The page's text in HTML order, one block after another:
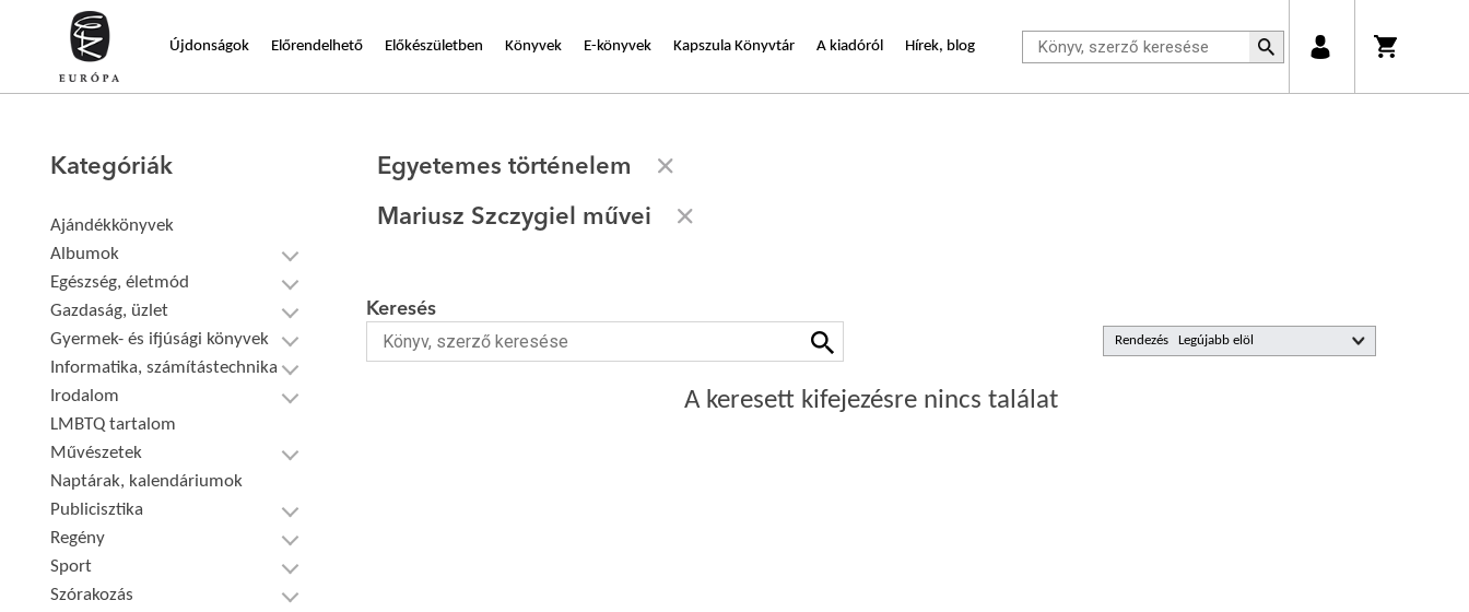
Újdonságok Előrendelhető Előkészületben Könyvek E-könyvek Kapszula Könyvtár A kiadóról Hírek, blog
Kategóriák
Ajándékkönyvek
Albumok
Egészség, életmód
Gazdaság, üzlet
Gyermek- és ifjúsági könyvek
Informatika, számítástechnika
Irodalom
LMBTQ tartalom
Művészetek
Naptárak, kalendáriumok
Publicisztika
Regény
Sport
Szórakozás
Egyetemes történelem
Mariusz Szczygiel művei
Rendezés
Keresés
A keresett kifejezésre nincs találat